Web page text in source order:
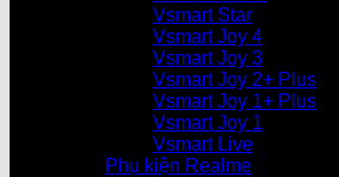
Vsmart Star
Vsmart Joy 4
Vsmart Joy 3
Vsmart Joy 2+ Plus
Vsmart Joy 1+ Plus
Vsmart Joy 1
Vsmart Live
Phụ kiện Realme